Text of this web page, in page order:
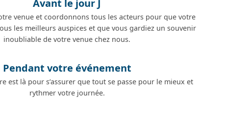
Avant le jour J
venue et coordonnons tous les acteurs pour que votre
les meilleurs auspices et que vous gardiez un souvenir
inoubliable de votre venue chez nous.
Pendant votre événement
est là pour s’assurer que tout se passe pour le mieux et
rythmer votre journée.